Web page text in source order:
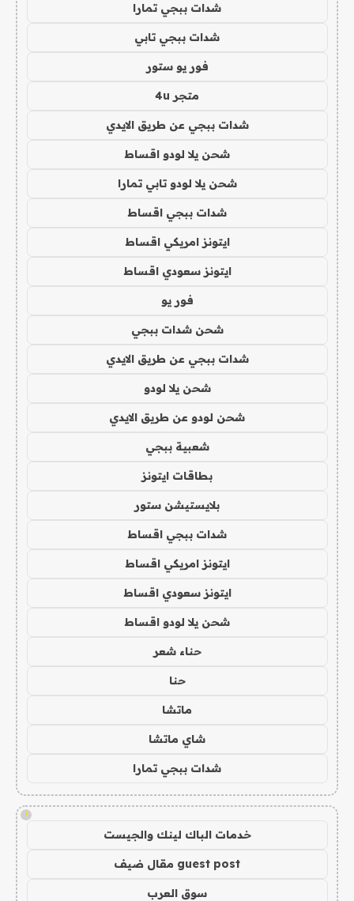
شدات ببجي تمارا
شدات ببجي تابي
فور يو ستور
متجر 4u
شدات ببجي عن طريق الايدي
شحن يلا لودو اقساط
شحن يلا لودو تابي تمارا
شدات ببجي اقساط
ايتونز امريكي اقساط
ايتونز سعودي اقساط
فور يو
شحن شدات ببجي
شدات ببجي عن طريق الايدي
شحن يلا لودو
شحن لودو عن طريق الايدي
شعبية ببجي
بطاقات ايتونز
بلايستيشن ستور
شدات ببجي اقساط
ايتونز امريكي اقساط
ايتونز سعودي اقساط
شحن يلا لودو اقساط
حناء شعر
حنا
ماتشا
شاي ماتشا
شدات ببجي تمارا
!
خدمات الباك لينك والجيست
guest post مقال ضيف
سوق العرب